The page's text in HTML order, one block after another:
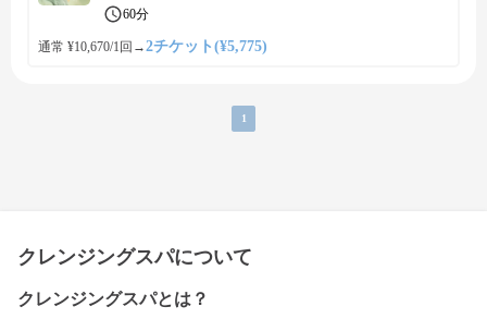
60分
通常 ¥10,670/1回 →2チケット(¥5,775)
1
クレンジングスパについて
クレンジングスパとは？